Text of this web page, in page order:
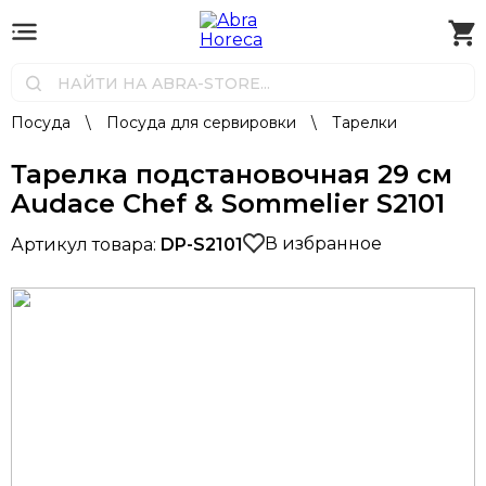
Посуда \ Посуда для сервировки \ Тарелки
Тарелка подстановочная 29 см
Audace Chef & Sommelier S2101
Артикул товара: DP-S2101 В избранное